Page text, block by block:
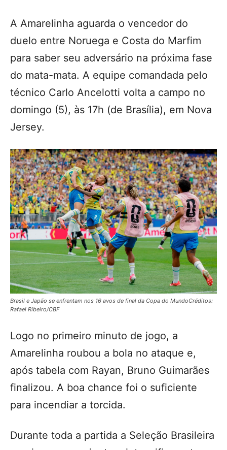
A Amarelinha aguarda o vencedor do
duelo entre Noruega e Costa do Marfim
para saber seu adversário na próxima fase
do mata-mata. A equipe comandada pelo
técnico Carlo Ancelotti volta a campo no
domingo (5), às 17h (de Brasília), em Nova
Jersey.
Brasil e Japão se enfrentam nos 16 avos de final da Copa do MundoCréditos:
Rafael Ribeiro/CBF
Logo no primeiro minuto de jogo, a
Amarelinha roubou a bola no ataque e,
após tabela com Rayan, Bruno Guimarães
finalizou. A boa chance foi o suficiente
para incendiar a torcida.
Durante toda a partida a Seleção Brasileira